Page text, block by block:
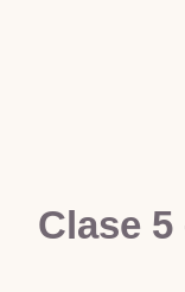
Clase 5